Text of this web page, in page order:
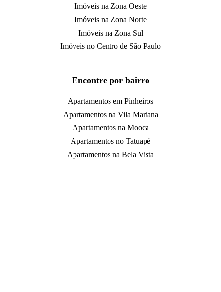
Imóveis na Zona Oeste
Imóveis na Zona Norte
Imóveis na Zona Sul
Imóveis no Centro de São Paulo
Encontre por bairro
Apartamentos em Pinheiros
Apartamentos na Vila Mariana
Apartamentos na Mooca
Apartamentos no Tatuapé
Apartamentos na Bela Vista